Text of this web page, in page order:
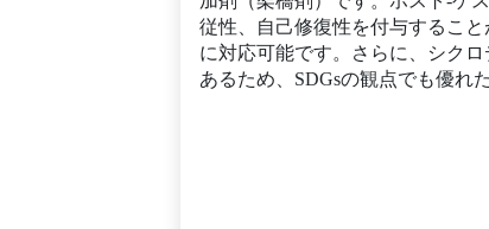
従性、自己修復性を付与するこ
に対応可能です。さらに、シク
あるため、SDGsの観点でも優れ